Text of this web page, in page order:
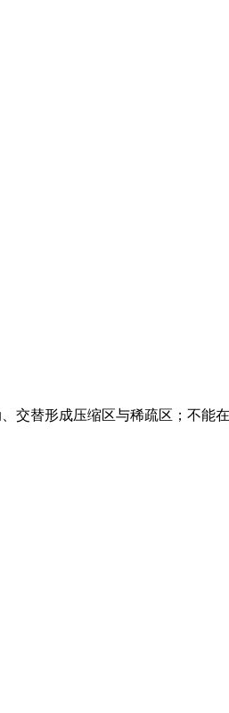
交替形成压缩区与稀疏区；不能